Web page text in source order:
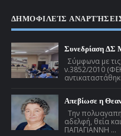
ΔΗΜΟΦΙΛΕΊΣ
Συνεδρίαση ΔΣ
Σύμφωνα με
ν.3852/2010
Απεβίωσε η
Την
αδελφή, θεία
ΠΑΠΑΓΙΑΝΝΗ ...